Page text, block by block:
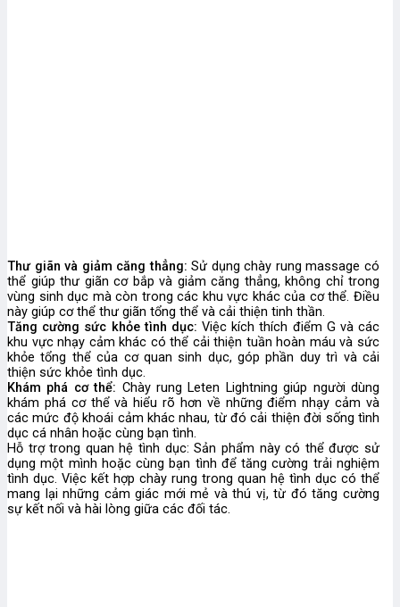
Thư giãn và giảm căng thẳng: Sử dụng chày rung massage có
thể giúp thư giãn cơ bắp và giảm căng thẳng, không chỉ trong
vùng sinh dục mà còn trong các khu vực khác của cơ thể. Điều
này giúp cơ thể thư giãn tổng thể và cải thiện tinh thần.
Tăng cường sức khỏe tình dục: Việc kích thích điểm G và các
khu vực nhạy cảm khác có thể cải thiện tuần hoàn máu và sức
khỏe tổng thể của cơ quan sinh dục, góp phần duy trì và cải
thiện sức khỏe tình dục.
Khám phá cơ thể: Chày rung Leten Lightning giúp người dùng
khám phá cơ thể và hiểu rõ hơn về những điểm nhạy cảm và
các mức độ khoái cảm khác nhau, từ đó cải thiện đời sống tình
dục cá nhân hoặc cùng bạn tình.
Hỗ trợ trong quan hệ tình dục: Sản phẩm này có thể được sử
dụng một mình hoặc cùng bạn tình để tăng cường trải nghiệm
tình dục. Việc kết hợp chày rung trong quan hệ tình dục có thể
mang lại những cảm giác mới mẻ và thú vị, từ đó tăng cường
sự kết nối và hài lòng giữa các đối tác.